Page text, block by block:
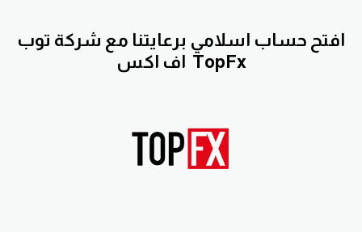
افتح حساب اسلامي برعايتنا مع شركة توب
اف اكس TopFx